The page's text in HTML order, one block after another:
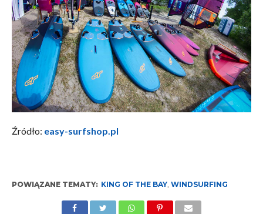
Źródło: easy-surfshop.pl
POWIĄZANE TEMATY: KING OF THE BAY, WINDSURFING